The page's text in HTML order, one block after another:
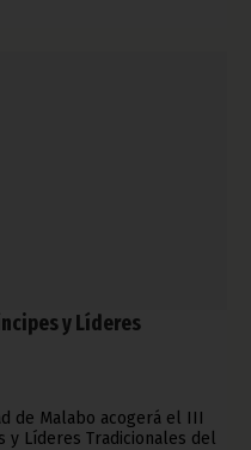
y Líderes
de Malabo acogerá el III
y Líderes Tradicionales del